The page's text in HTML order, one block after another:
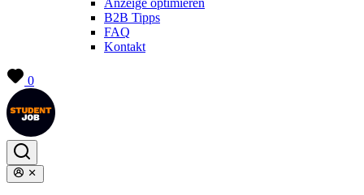
Anzeige optimieren
B2B Tipps
FAQ
Kontakt
0